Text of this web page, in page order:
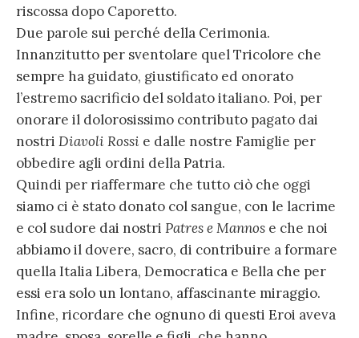
riscossa dopo Caporetto.
Due parole sui perché della Cerimonia.
Innanzitutto per sventolare quel Tricolore che
sempre ha guidato, giustificato ed onorato
l’estremo sacrificio del soldato italiano. Poi, per
onorare il dolorosissimo contributo pagato dai
nostri Diavoli Rossi e dalle nostre Famiglie per
obbedire agli ordini della Patria.
Quindi per riaffermare che tutto ciò che oggi
siamo ci è stato donato col sangue, con le lacrime
e col sudore dai nostri Patres e Mannos e che noi
abbiamo il dovere, sacro, di contribuire a formare
quella Italia Libera, Democratica e Bella che per
essi era solo un lontano, affascinante miraggio.
Infine, ricordare che ognuno di questi Eroi aveva